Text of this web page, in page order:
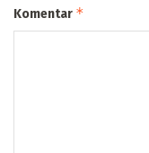
Komentar *